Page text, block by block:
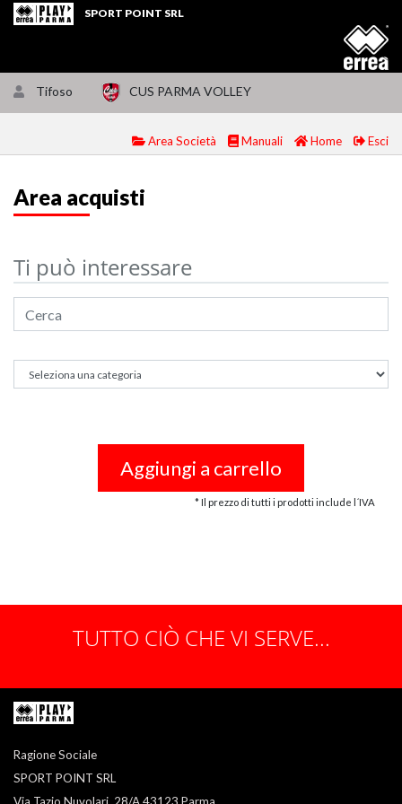
SPORT POINT SRL
Tifoso CUS PARMA VOLLEY
Area Società Manuali Home Esci
Area acquisti
Ti può interessare
Aggiungi a carrello
* Il prezzo di tutti i prodotti include l´IVA
TUTTO CIÒ CHE VI SERVE...
Ragione Sociale
SPORT POINT SRL